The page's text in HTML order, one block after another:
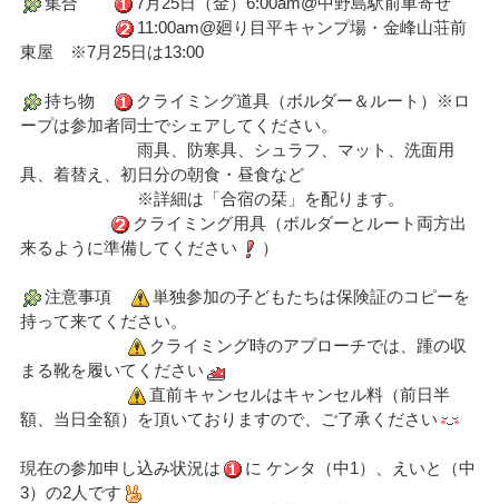
11:00am@廻り目平キャンプ場・金峰山荘前
東屋 ※7月25日は13:00
持ち物
クライミング道具（ボルダー＆ルート）※ロ
ープは参加者同士でシェアしてください。
雨具、防寒具、シュラフ、マット、洗面用
具、着替え、初日分の朝食・昼食など
※詳細は「合宿の栞」を配ります。
クライミング用具（ボルダーとルート両方出
来るように準備してください
）
注意事項
単独参加の子どもたちは保険証のコピーを
持って来てください。
クライミング時のアプローチでは、踵の収
まる靴を履いてください
直前キャンセルはキャンセル料（前日半
額、当日全額）を頂いておりますので、ご了承ください
現在の参加申し込み状況は
に ケンタ（中1）、えいと（中
3）の2人です